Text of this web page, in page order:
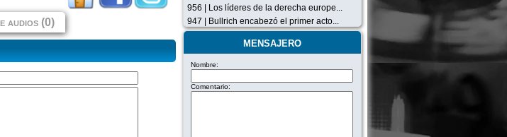
audios (0)
956 | Los líderes de la derecha europe...
947 | Bullrich encabezó el primer acto...
mensajero
Nombre:
Comentario: